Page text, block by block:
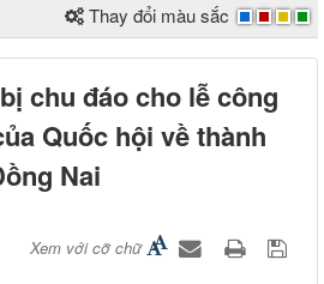
Thay đổi màu sắc
chu đáo cho lễ công
Quốc hội về thành
Nai
Xem với cỡ chữ